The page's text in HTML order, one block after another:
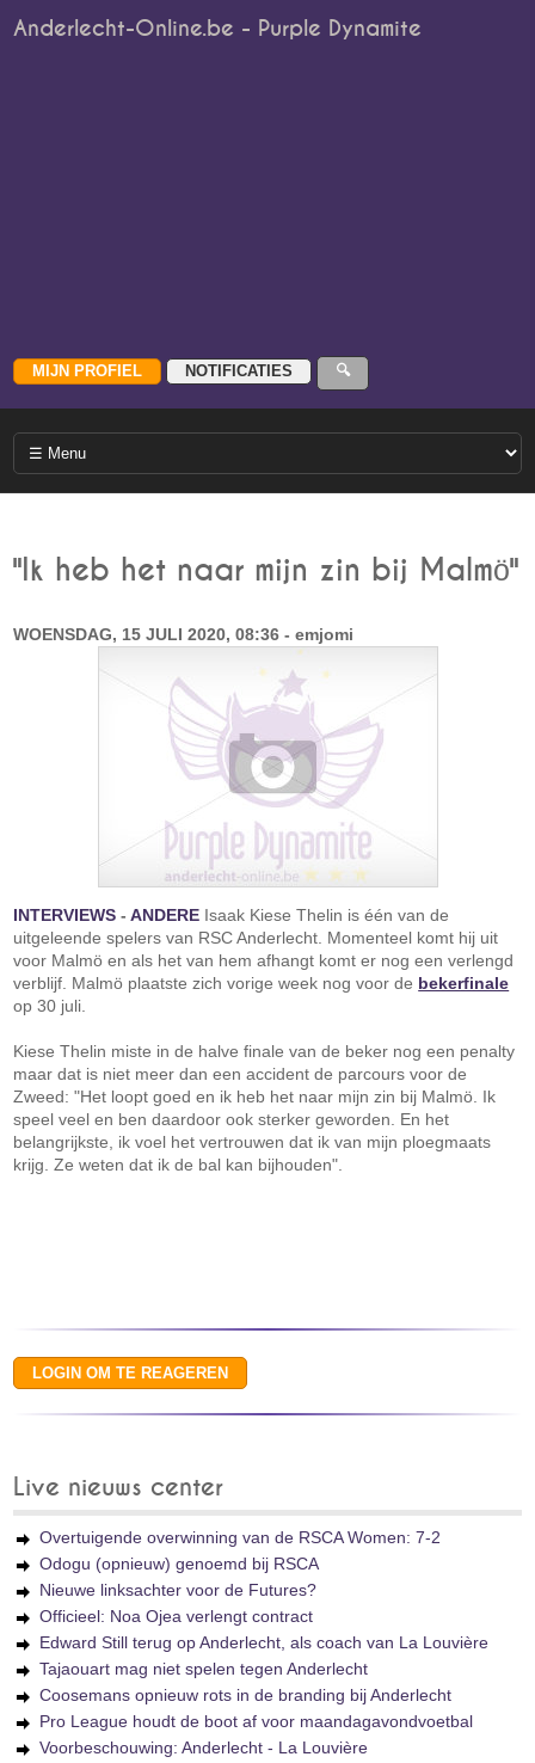
Anderlecht-Online.be - Purple Dynamite
"Ik heb het naar mijn zin bij Malmö"
WOENSDAG, 15 JULI 2020, 08:36 - emjomi
INTERVIEWS -ANDERE Isaak Kiese Thelin is één van de
uitgeleende spelers van RSC Anderlecht. Momenteel komt hij uit
voor Malmö en als het van hem afhangt komt er nog een verlengd
verblijf. Malmö plaatste zich vorige week nog voor de bekerfinale
op 30 juli.
Kiese Thelin miste in de halve finale van de beker nog een penalty
maar dat is niet meer dan een accident de parcours voor de
Zweed: "Het loopt goed en ik heb het naar mijn zin bij Malmö. Ik
speel veel en ben daardoor ook sterker geworden. En het
belangrijkste, ik voel het vertrouwen dat ik van mijn ploegmaats
krijg. Ze weten dat ik de bal kan bijhouden".
Live nieuws center
Overtuigende overwinning van de RSCA Women: 7-2
Odogu (opnieuw) genoemd bij RSCA
Nieuwe linksachter voor de Futures?
Officieel: Noa Ojea verlengt contract
Edward Still terug op Anderlecht, als coach van La Louvière
Tajaouart mag niet spelen tegen Anderlecht
Coosemans opnieuw rots in de branding bij Anderlecht
Pro League houdt de boot af voor maandagavondvoetbal
Voorbeschouwing: Anderlecht - La Louvière